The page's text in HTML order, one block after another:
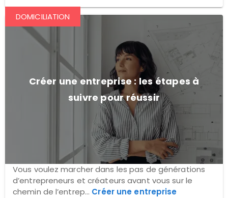
Créer une entreprise : les étapes à
suivre pour réussir
DOMICILIATION
Vous voulez marcher dans les pas de générations
d’entrepreneurs et créateurs avant vous sur le
chemin de l’entrep... Créer une entreprise